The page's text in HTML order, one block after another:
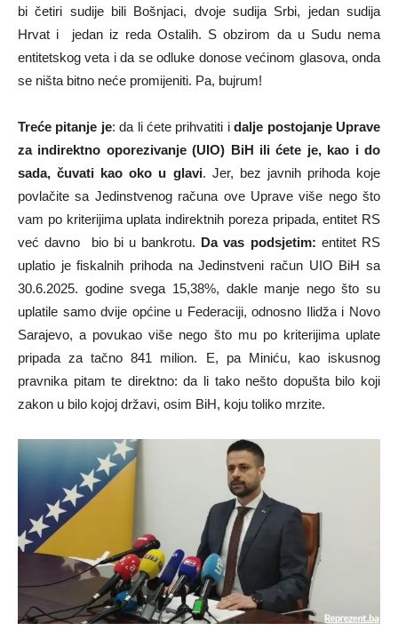
bi četiri sudije bili Bošnjaci, dvoje sudija Srbi, jedan sudija
Hrvat i jedan iz reda Ostalih. S obzirom da u Sudu nema
entitetskog veta i da se odluke donose većinom glasova, onda
se ništa bitno neće promijeniti. Pa, bujrum!
Treće pitanje je: da li ćete prihvatiti idalje postojanje Uprave
za indirektno oporezivanje (UIO) BiH ili ćete je, kao i do
sada, čuvati kao oko u glavi. Jer, bez javnih prihoda koje
povlačite sa Jedinstvenog računa ove Uprave više nego što
vam po kriterijima uplata indirektnih poreza pripada, entitet RS
već davno bio bi u bankrotu. Da vas podsjetim: entitet RS
uplatio je fiskalnih prihoda na Jedinstveni račun UIO BiH sa
30.6.2025. godine svega 15,38%, dakle manje nego što su
uplatile samo dvije općine u Federaciji, odnosno Ilidža i Novo
Sarajevo, a povukao više nego što mu po kriterijima uplate
pripada za tačno 841 milion. E, pa Miniću, kao iskusnog
pravnika pitam te direktno: da li tako nešto dopušta bilo koji
zakon u bilo kojoj državi, osim BiH, koju toliko mrzite.